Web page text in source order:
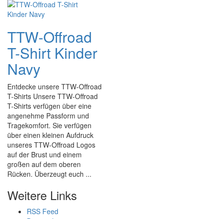
TTW-Offroad
T-Shirt Kinder
Navy
Entdecke unsere TTW-Offroad
T-Shirts Unsere TTW-Offroad
T-Shirts verfügen über eine
angenehme Passform und
Tragekomfort. Sie verfügen
über einen kleinen Aufdruck
unseres TTW-Offroad Logos
auf der Brust und einem
großen auf dem oberen
Rücken. Überzeugt euch ...
Weitere Links
RSS Feed